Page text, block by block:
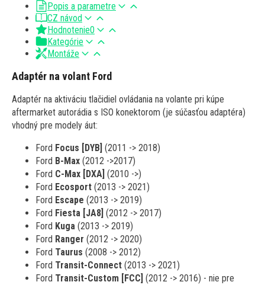
Popis a parametre
CZ návod
Hodnotenie0
Kategórie
Montáže
Adaptér na volant Ford
Adaptér na aktiváciu tlačidiel ovládania na volante pri kúpe
aftermarket autorádia s ISO konektorom (je súčasťou adaptéra)
vhodný pre modely áut:
Ford Focus [DYB] (2011 -> 2018)
Ford B-Max (2012 ->2017)
Ford C-Max [DXA] (2010 ->)
Ford Ecosport (2013 -> 2021)
Ford Escape (2013 -> 2019)
Ford Fiesta [JA8] (2012 -> 2017)
Ford Kuga (2013 -> 2019)
Ford Ranger (2012 -> 2020)
Ford Taurus (2008 -> 2012)
Ford Transit-Connect (2013 -> 2021)
Ford Transit-Custom [FCC] (2012 -> 2016) - nie pre